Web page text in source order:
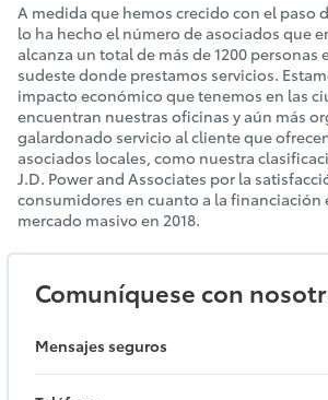
A medida que hemos crecido con el paso
lo ha hecho el número de asociados que
alcanza un total de más de 1200 personas
sudeste donde prestamos servicios.
impacto económico que tenemos en las
encuentran nuestras oficinas y aún más
galardonado servicio al cliente que
asociados locales, como nuestra
J.D. Power and Associates por la
consumidores en cuanto a la financiación
mercado masivo en 2018.
Comuníquese con
Mensajes seguros